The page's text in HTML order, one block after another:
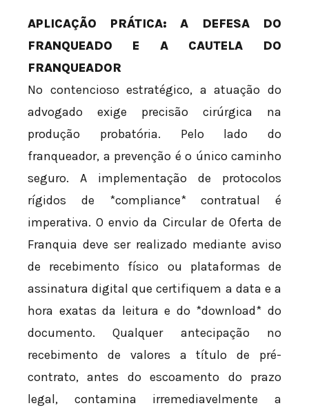
APLICAÇÃO PRÁTICA: A DEFESA DO
FRANQUEADO E A CAUTELA DO
FRANQUEADOR
No contencioso estratégico, a atuação do
advogado exige precisão cirúrgica na
produção probatória. Pelo lado do
franqueador, a prevenção é o único caminho
seguro. A implementação de protocolos
rígidos de *compliance* contratual é
imperativa. O envio da Circular de Oferta de
Franquia deve ser realizado mediante aviso
de recebimento físico ou plataformas de
assinatura digital que certifiquem a data e a
hora exatas da leitura e do *download* do
documento. Qualquer antecipação no
recebimento de valores a título de pré-
contrato, antes do escoamento do prazo
legal, contamina irremediavelmente a